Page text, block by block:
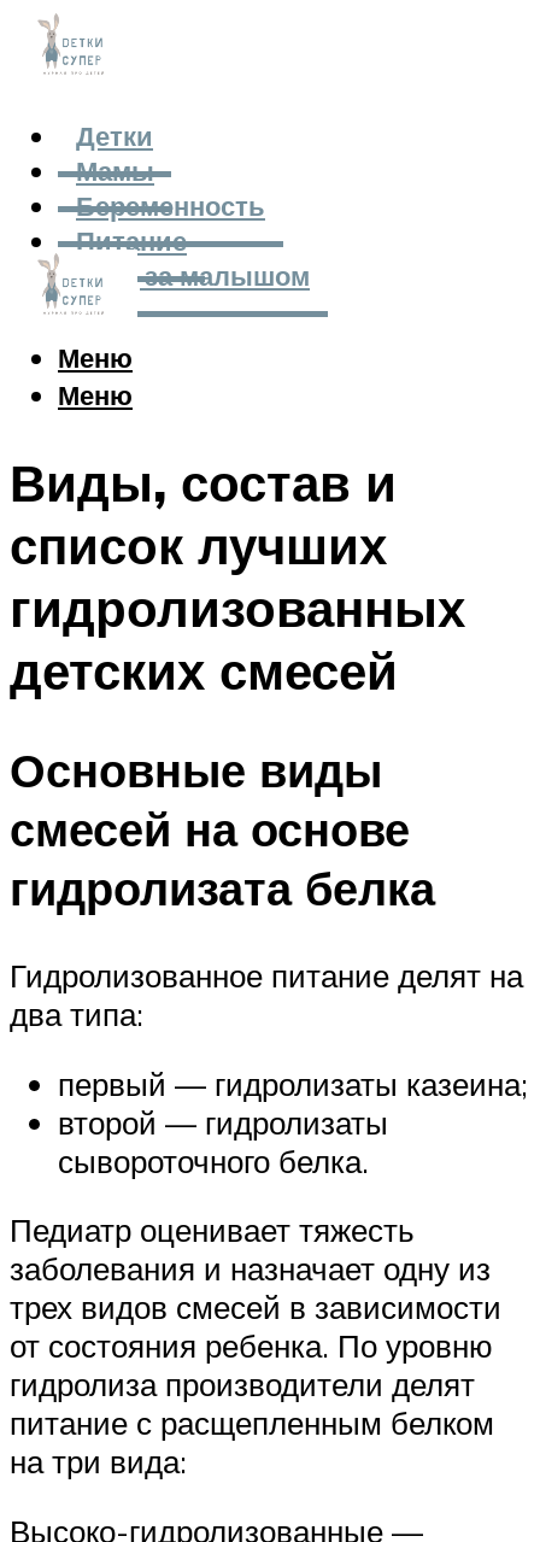
Детки
Мамы
Беременность
Питание
Уход за малышом
Меню
Меню
Виды, состав и
список лучших
гидролизованных
детских смесей
Основные виды
смесей на основе
гидролизата белка
Гидролизованное питание делят на
два типа:
первый — гидролизаты казеина;
второй — гидролизаты
сывороточного белка.
Педиатр оценивает тяжесть
заболевания и назначает одну из
трех видов смесей в зависимости
от состояния ребенка. По уровню
гидролиза производители делят
питание с расщепленным белком
на три вида:
Высоко-гидролизованные —